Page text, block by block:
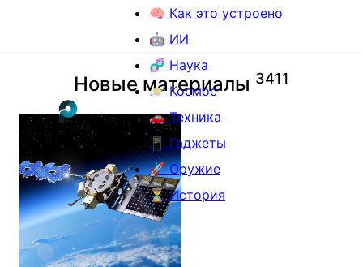
🧠 Как это устроено
🤖 ИИ
🧬 Наука
🪐 Космос
🚗 Техника
📱 Гаджеты
🚀 Оружие
⏳ История
Новые материалы 3411